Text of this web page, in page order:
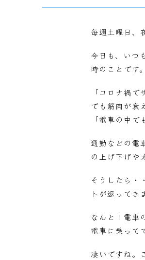
毎週土曜日、
今日も、いつ
時のことです。
「コロナ禍
でも筋肉が衰
「電車の中
通勤などの電
の上げ下げや
そうしたら・
トが返ってき
なんと！電車
電車に乗って
凄いですね。